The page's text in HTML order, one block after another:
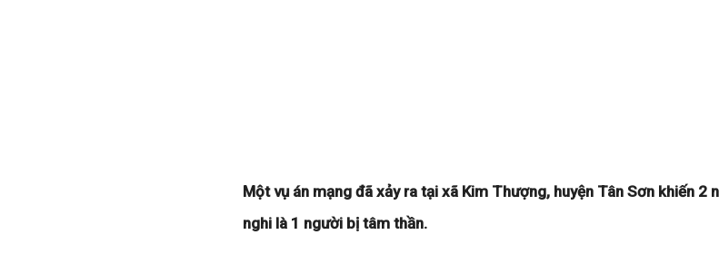
Một vụ án mạng đã xảy ra tại xã Kim Thượng, huyện Tân Sơn khiến 2
nghi là 1 người bị tâm thần.